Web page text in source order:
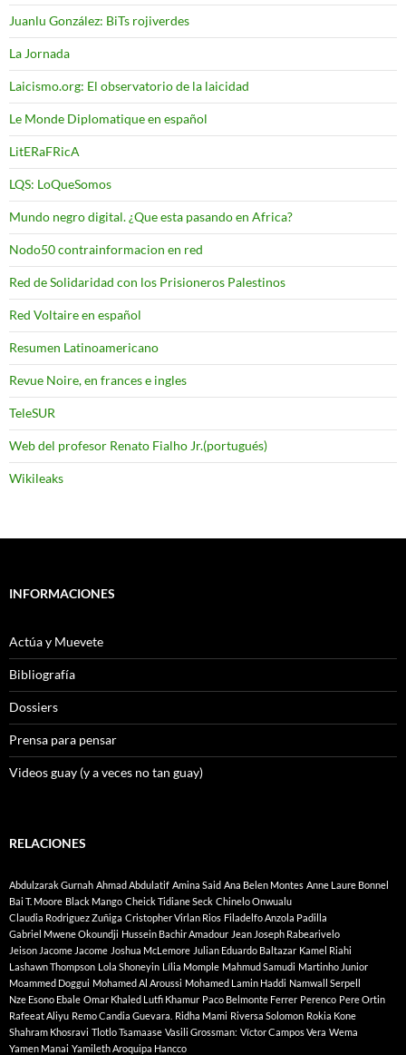
Juanlu González: BiTs rojiverdes
La Jornada
Laicismo.org: El observatorio de la laicidad
Le Monde Diplomatique en español
LitERaFRicA
LQS: LoQueSomos
Mundo negro digital. ¿Que esta pasando en Africa?
Nodo50 contrainformacion en red
Red de Solidaridad con los Prisioneros Palestinos
Red Voltaire en español
Resumen Latinoamericano
Revue Noire, en frances e ingles
TeleSUR
Web del profesor Renato Fialho Jr.(portugués)
Wikileaks
INFORMACIONES
Actúa y Muevete
Bibliografía
Dossiers
Prensa para pensar
Videos guay (y a veces no tan guay)
RELACIONES
Abdulzarak Gurnah Ahmad Abdulatif Amina Said Ana Belen Montes Anne Laure Bonnel
Bai T. Moore Black Mango Cheick Tidiane Seck Chinelo Onwualu
Claudia Rodriguez Zuñiga Cristopher Virlan Rios Filadelfo Anzola Padilla
Gabriel Mwene Okoundji Hussein Bachir Amadour Jean Joseph Rabearivelo
Jeison Jacome Jacome Joshua McLemore Julian Eduardo Baltazar Kamel Riahi
Lashawn Thompson Lola Shoneyin Lília Momple Mahmud Samudi Martinho Junior
Moammed Doggui Mohamed Al Aroussi Mohamed Lamin Haddi Namwall Serpell
Nze Esono Ebale Omar Khaled Lutfi Khamur Paco Belmonte Ferrer Perenco Pere Ortin
Rafeeat Aliyu Remo Candia Guevara. Ridha Mami Riversa Solomon Rokia Kone
Shahram Khosravi Tlotlo Tsamaase Vasili Grossman: Víctor Campos Vera Wema
Yamen Manai Yamileth Aroquipa Hancco